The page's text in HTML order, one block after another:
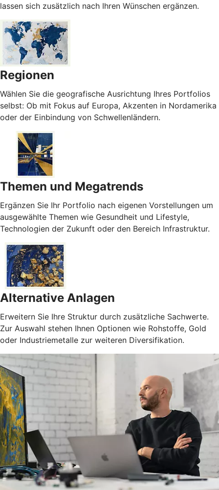
lassen sich zusätzlich nach Ihren Wünschen ergänzen.
Regionen
Wählen Sie die geografische Ausrichtung Ihres Portfolios
selbst: Ob mit Fokus auf Europa, Akzenten in Nordamerika
oder der Einbindung von Schwellenländern.
Themen und Megatrends
Ergänzen Sie Ihr Portfolio nach eigenen Vorstellungen um
ausgewählte Themen wie Gesundheit und Lifestyle,
Technologien der Zukunft oder den Bereich Infrastruktur.
Alternative Anlagen
Erweitern Sie Ihre Struktur durch zusätzliche Sachwerte.
Zur Auswahl stehen Ihnen Optionen wie Rohstoffe, Gold
oder Industriemetalle zur weiteren Diversifikation.